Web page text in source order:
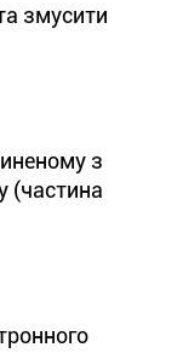
змусити
з
(частина